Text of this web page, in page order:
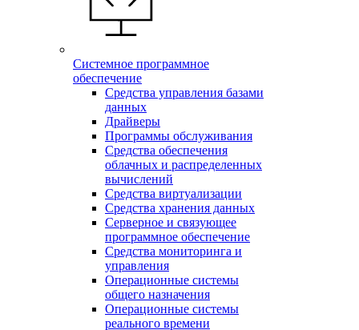
Системное программное
обеспечение
Средства управления базами
данных
Драйверы
Программы обслуживания
Средства обеспечения
облачных и распределенных
вычислений
Средства виртуализации
Средства хранения данных
Серверное и связующее
программное обеспечение
Средства мониторинга и
управления
Операционные системы
общего назначения
Операционные системы
реального времени